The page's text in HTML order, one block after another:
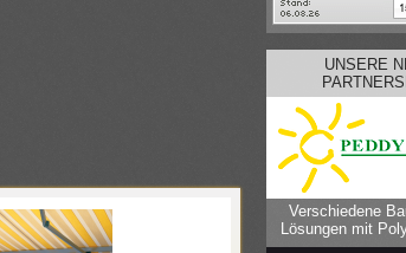
UNSERE
Verschiedene
Lösungen mit